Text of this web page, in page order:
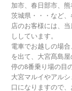
加市、春日部市、
茨城県・・・など
店のお客様には、
ししています。
電車でお越しの場
を出て、大宮髙島
停の8番乗り場の目
大宮マルイやアル
口になりますので